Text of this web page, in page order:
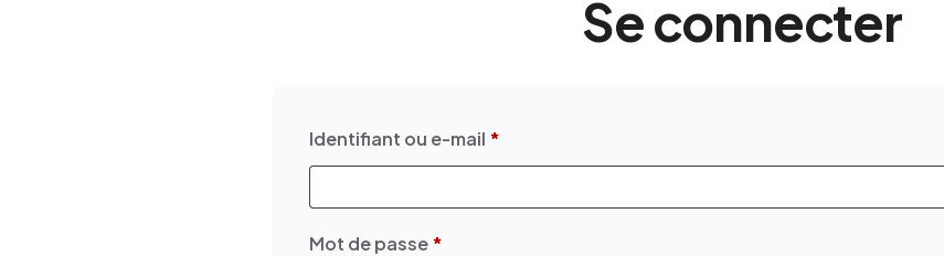
Se connecter
Identifiant ou e-mail *
Mot de passe*